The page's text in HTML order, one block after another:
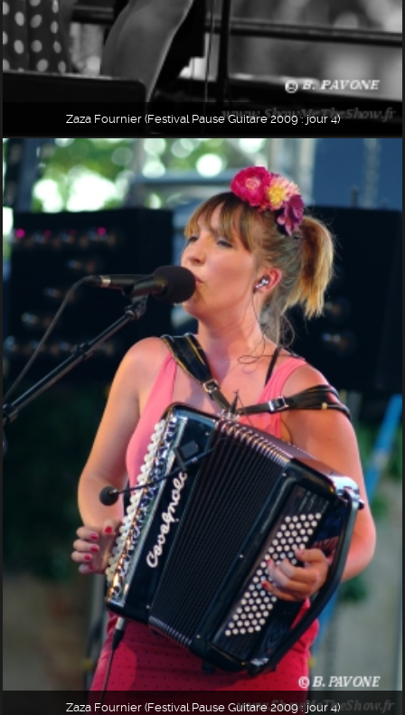
Zaza Fournier (Festival Pause Guitare 2009 : jour 4)
Zaza Fournier (Festival Pause Guitare 2009 : jour 4)